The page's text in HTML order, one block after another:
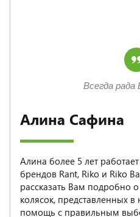
Алина Сафина
Алина более 5 лет
брендов Rant, Riko и Riko
рассказать Вам подробно
колясок, представленных
помощь с правильным
Всегда рада